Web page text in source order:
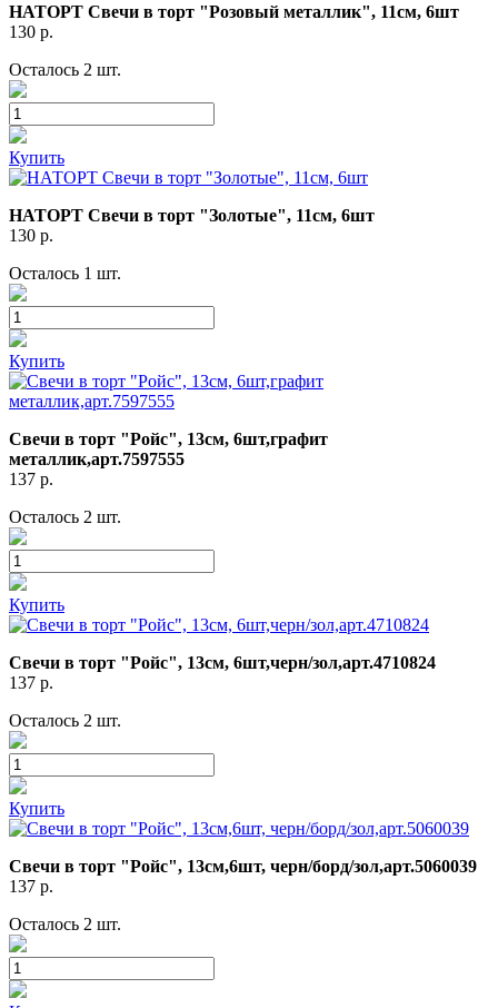
НАТОРТ Свечи в торт "Розовый металлик", 11см, 6шт
130 р.
Осталось 2 шт.
Купить
НАТОРТ Свечи в торт "Золотые", 11см, 6шт
130 р.
Осталось 1 шт.
Купить
Свечи в торт "Ройс", 13см, 6шт,графит
металлик,арт.7597555
137 р.
Осталось 2 шт.
Купить
Свечи в торт "Ройс", 13см, 6шт,черн/зол,арт.4710824
137 р.
Осталось 2 шт.
Купить
Свечи в торт "Ройс", 13см,6шт, черн/борд/зол,арт.5060039
137 р.
Осталось 2 шт.